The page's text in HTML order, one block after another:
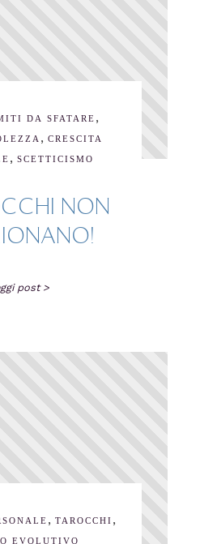
DA SFATARE ,
, CRESCITA
, SCETTICISMO
NON
post >
, TAROCCHI ,
EVOLUTIVO